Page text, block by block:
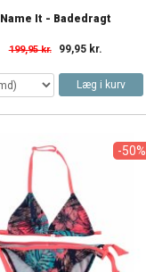
Name It - Badedragt
199,95 kr. 99,95 kr.
Læg i kurv
-50%